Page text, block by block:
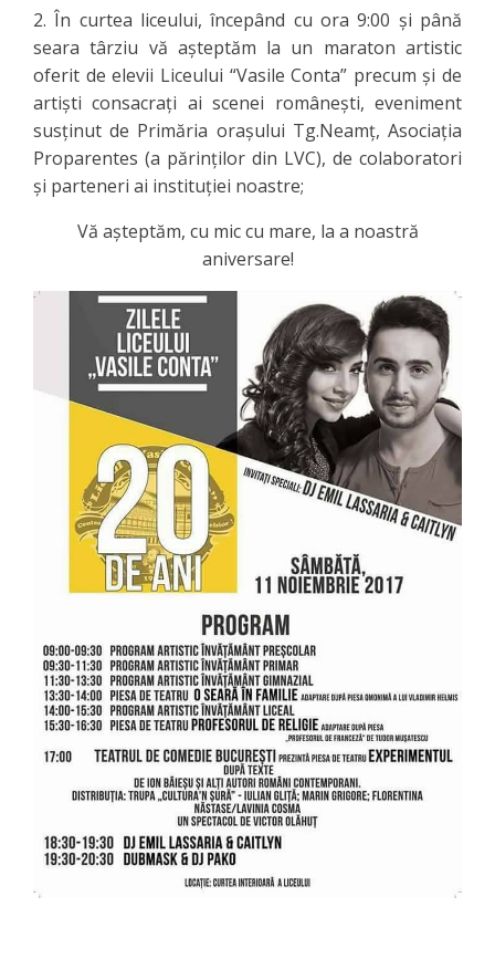
2. În curtea liceului, începând cu ora 9:00 și până
seara târziu vă așteptăm la un maraton artistic
oferit de elevii Liceului “Vasile Conta” precum și de
artiști consacrați ai scenei românești, eveniment
susținut de Primăria orașului Tg.Neamț, Asociația
Proparentes (a părinților din LVC), de colaboratori
și parteneri ai instituției noastre;
Vă așteptăm, cu mic cu mare, la a noastră
aniversare!